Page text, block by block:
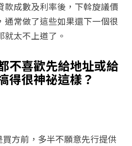
款成數及利率後，下斡旋議價
通常做了這些如果還下一個很
就太不上道了。
不喜歡先給地址或給
得很神祕這樣？
方前，多半不願意先行提供